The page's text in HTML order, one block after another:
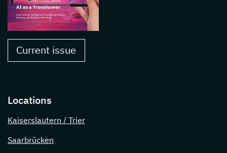
Current issue
Locations
Kaiserslautern / Trier
Saarbrücken